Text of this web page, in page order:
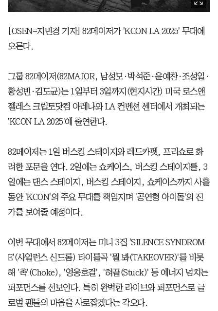
[OSEN=지민경 기자] 82메이저가 'KCON LA 2025' 무대에
오른다.
그룹 82메이저(82MAJOR, 남성모·박석준·윤예찬·조성일·
황성빈·김도균)는 1일부터 3일까지(현지시간) 미국 로스앤
젤레스 크립토닷컴 아레나와 LA 컨벤션 센터에서 개최되는
'KCON LA 2025'에 출연한다.
82메이저는 1일 버스킹 스테이지와 레드카펫, 프리쇼로 화
려한 포문을 연다. 2일에는 쇼케이스, 버스킹 스테이지를, 3
일에는 댄스 스테이지, 버스킹 스테이지, 쇼케이스까지 사흘
동안 'KCON'의 주요 무대를 책임지며 '공연형 아이돌'의 진
가를 보여줄 예정이다.
이번 무대에서 82메이저는 미니 3집 'SILENCE SYNDROM
E'(사일런스 신드롬) 타이틀곡 '뭘 봐(TAKEOVER)'를 비롯
해 '촉'(Choke), '영웅호걸', '혀끝(Stuck)' 등 에너지 넘치는
퍼포먼스를 선보인다. 특히 완벽한 라이브와 퍼포먼스로 글
로벌 팬들의 마음을 사로잡겠다는 각오다.